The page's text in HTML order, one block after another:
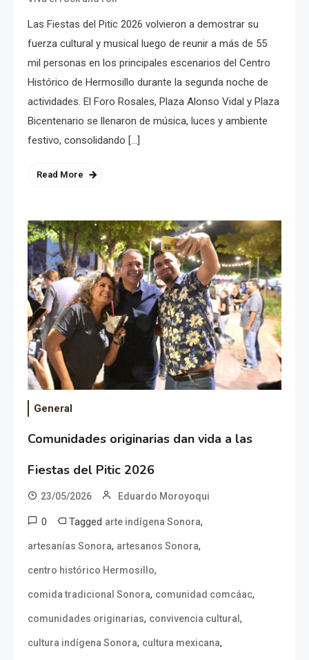
Las Fiestas del Pitic 2026 volvieron a demostrar su
fuerza cultural y musical luego de reunir a más de 55
mil personas en los principales escenarios del Centro
Histórico de Hermosillo durante la segunda noche de
actividades. El Foro Rosales, Plaza Alonso Vidal y Plaza
Bicentenario se llenaron de música, luces y ambiente
festivo, consolidando […]
Read More
General
Comunidades originarias dan vida a las
Fiestas del Pitic 2026
23/05/2026 Eduardo Moroyoqui
0 Tagged arte indígena Sonora,
artesanías Sonora, artesanos Sonora,
centro histórico Hermosillo,
comida tradicional Sonora, comunidad comcáac,
comunidades originarias, convivencia cultural ,
cultura indígena Sonora, cultura mexicana,